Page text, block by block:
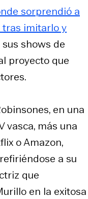
sorprendió a
tras imitarlo y
shows de
proyecto que
en una
vasca, más una
o Amazon,
a su
que
en la exitosa